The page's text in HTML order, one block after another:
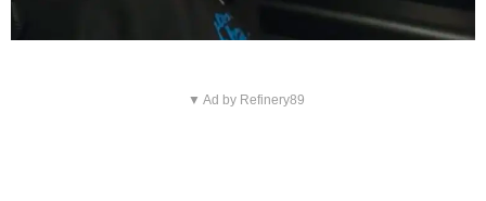
▼ Ad by Refinery89